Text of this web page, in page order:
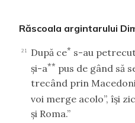
Răscoala argintarului
21 După ce* s-au
şi-a** pus de gând să
trecând prin
voi merge acolo”, îşi
şi Roma.”